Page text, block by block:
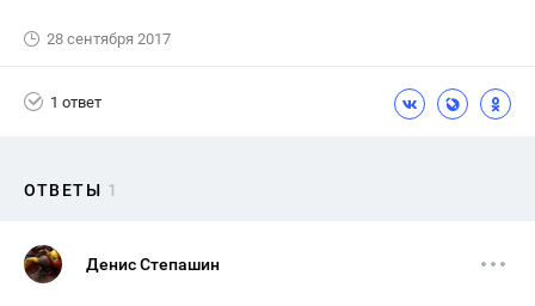
28 сентября 2017
1 ответ
ОТВЕТЫ 1
Денис Степашин